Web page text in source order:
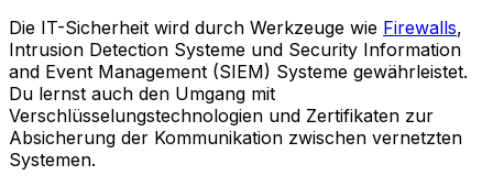
Die IT-Sicherheit wird durch Werkzeuge wie Firewalls,
Intrusion Detection Systeme und Security Information
and Event Management (SIEM) Systeme gewährleistet.
Du lernst auch den Umgang mit
Verschlüsselungstechnologien und Zertifikaten zur
Absicherung der Kommunikation zwischen vernetzten
Systemen.